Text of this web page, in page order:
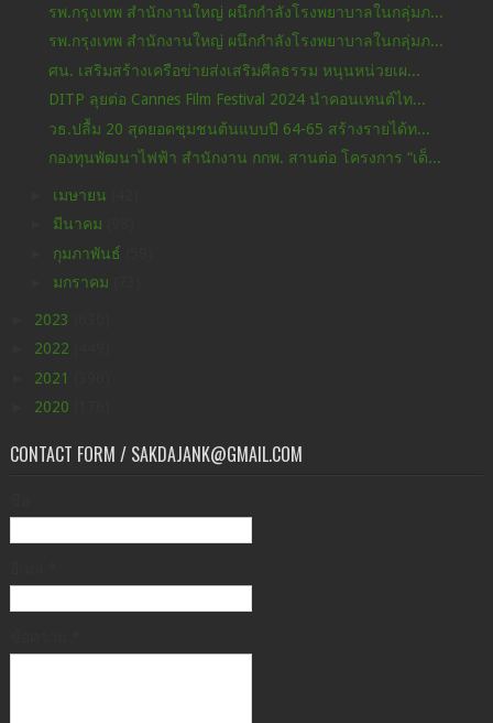
รพ.กรุงเทพ สำนักงานใหญ่ ผนึกกำลังโรงพยาบาลในกลุ่มภ...
รพ.กรุงเทพ สำนักงานใหญ่ ผนึกกำลังโรงพยาบาลในกลุ่มภ...
ศน. เสริมสร้างเครือข่ายส่งเสริมศีลธรรม หนุนหน่วยเผ...
DITP ลุยต่อ Cannes Film Festival 2024 นำคอนเทนต์ไท...
วธ.ปลื้ม 20 สุดยอดชุมชนต้นแบบปี 64-65 สร้างรายได้ท...
กองทุนพัฒนาไฟฟ้า สำนักงาน กกพ. สานต่อ โครงการ “เด็...
เมษายน
มีนาคม
กุมภาพันธ์
มกราคม
2023
2022
2021
2020
CONTACT FORM / SAKDAJANK@GMAIL.COM